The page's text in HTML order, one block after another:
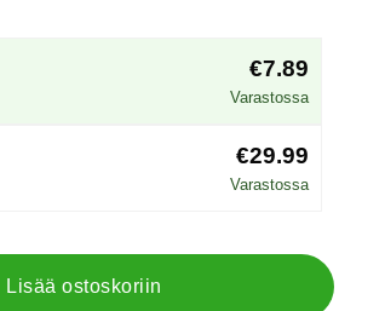
€7.89
Varastossa
€29.99
Varastossa
Lisää ostoskoriin